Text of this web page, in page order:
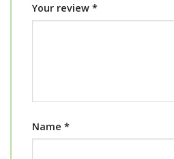
Your review *
Name *